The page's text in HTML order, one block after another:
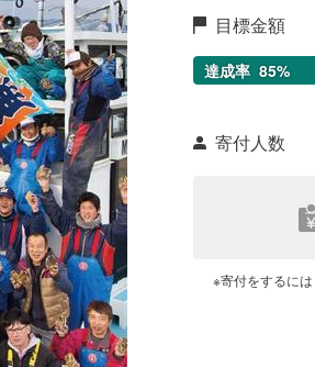
目標金額
達成率 85%
寄付人数
※寄付をするには